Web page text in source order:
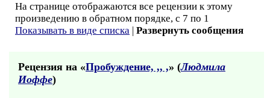
На странице отображаются все рецензии к этому
произведению в обратном порядке, с 7 по 1
Показывать в виде списка | Развернуть сообщения
Рецензия на «Пробуждение, ,, ,» (Людмила
Иоффе)